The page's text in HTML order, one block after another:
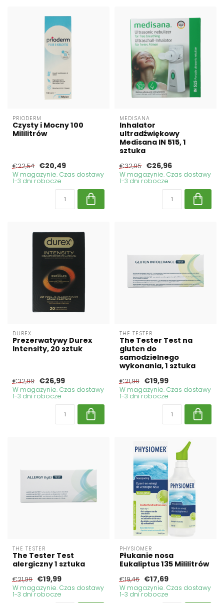
PRIODERM
Czysty i Mocny 100
Mililitrów
€22,54 €20,49
W magazynie. Czas dostawy
1-3 dni robocze
MEDISANA
Inhalator
ultradźwiękowy
Medisana IN 515, 1
sztuka
€32,95 €26,96
W magazynie. Czas dostawy
1-3 dni robocze
DUREX
Prezerwatywy Durex
Intensity, 20 sztuk
€32,99 €26,99
W magazynie. Czas dostawy
1-3 dni robocze
THE TESTER
The Tester Test na
gluten do
samodzielnego
wykonania, 1 sztuka
€21,99 €19,99
W magazynie. Czas dostawy
1-3 dni robocze
THE TESTER
The Tester Test
alergiczny 1 sztuka
€21,99 €19,99
W magazynie. Czas dostawy
1-3 dni robocze
PHYSIOMER
Płukanie nosa
Eukaliptus 135 Mililitrów
€19,46 €17,69
W magazynie. Czas dostawy
1-3 dni robocze